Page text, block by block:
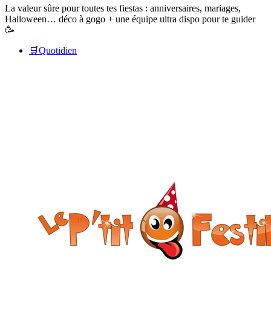
La valeur sûre pour toutes tes fiestas : anniversaires, mariages,
Halloween… déco à gogo + une équipe ultra dispo pour te guider
🥳
🛒Quotidien